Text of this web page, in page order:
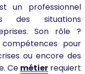
un professionnel
des situations
Son rôle ?
pour
ou encore des
Ce métierrequiert